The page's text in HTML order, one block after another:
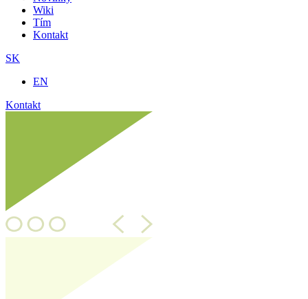
Wiki
Tím
Kontakt
SK
EN
Kontakt